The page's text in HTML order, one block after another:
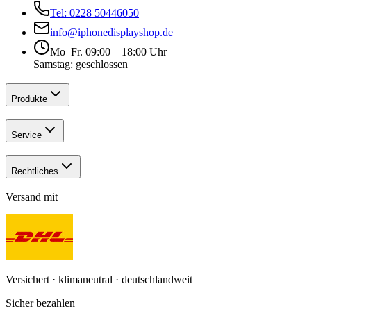
Tel: 0228 50446050
info@iphonedisplayshop.de
Mo–Fr. 09:00 – 18:00 Uhr
Samstag: geschlossen
Produkte
Service
Rechtliches
Versand mit
Versichert · klimaneutral · deutschlandweit
Sicher bezahlen